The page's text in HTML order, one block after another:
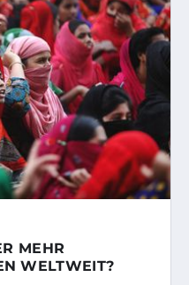
MEHR
WELTWEIT?